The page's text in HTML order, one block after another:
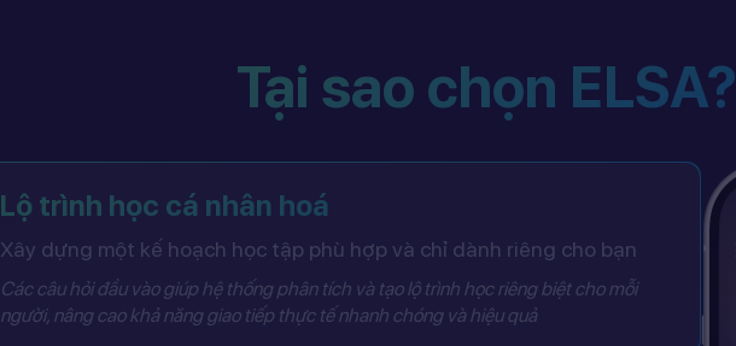
Tại sao chọn ELSA?
Lộ trình học cá nhân hoá
Xây dựng một kế hoạch học tập phù hợp và chỉ dành riêng cho bạn
Các câu hỏi đầu vào giúp hệ thống phân tích và tạo lộ trình học riêng biệt cho mỗi
người, nâng cao khả năng giao tiếp thực tế nhanh chóng và hiệu quả